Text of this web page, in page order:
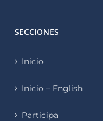
SECCIONES
Inicio
Inicio – English
Participa